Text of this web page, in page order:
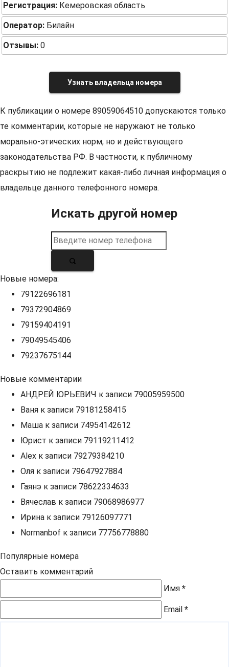
Регистрация: Кемеровская область
Оператор: Билайн
Отзывы: 0
Узнать владельца номера
К публикации о номере 89059064510 допускаются только
те комментарии, которые не наружают не только
морально-этических норм, но и действующего
законодательства РФ. В частности, к публичному
раскрытию не подлежит какая-либо личная информация о
владельце данного телефонного номера.
Искать другой номер
Новые номера:
79122696181
79372904869
79159404191
79049545406
79237675144
Новые комментарии
АНДРЕЙ ЮРЬЕВИЧ к записи 79005959500
Ваня к записи 79181258415
Маша к записи 74954142612
Юрист к записи 79119211412
Alex к записи 79279384210
Оля к записи 79647927884
Гаянэ к записи 78622334633
Вячеслав к записи 79068986977
Ирина к записи 79126097771
Normanbof к записи 77756778880
Популярные номера
Оставить комментарий
Имя *
Email *